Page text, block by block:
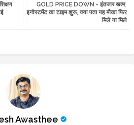
tte ats
GOLD PRICE DOWN - इंतजार खत्म,
इन्वेस्टमेंट का टाइम शुरू, क्या पता यह मौका फिर
मिले ना मिले
Awasthee